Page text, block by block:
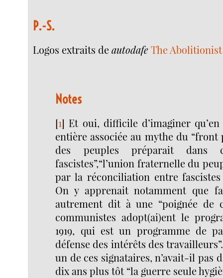
P.-S.
Logos extraits deautodafeThe
Notes
[1] Et oui, difficile d’imaginer
entière associée au mythe du “front
des peuples préparait dans
fascistes”,“l’union fraternelle du
par la réconciliation entre fascistes
On y apprenait notamment que
autrement dit à une “poignée de
communistes adopt(ai)ent le
1919, qui est un programme de
défense des intérêts des
un de ces signataires, n’avait-il pas
dix ans plus tôt “la guerre seule